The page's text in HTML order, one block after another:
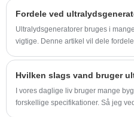
Fordele ved
Ultralydsgeneratorer bruges i
vigtige. Denne artikel vil dele
Hvilken slags vand bruger
I vores daglige liv bruger mange
forskellige specifikationer. Så jeg